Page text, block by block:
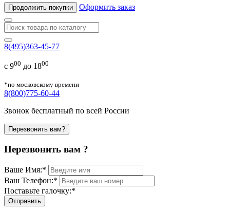
Продолжить покупки Оформить заказ
8(495)363-45-77
с 900 до 1800
*по московскому времени
8(800)775-60-44
Звонок бесплатный по всей России
Перезвонить вам?
Перезвонить вам ?
Ваше Имя:*
Ваш Телефон:*
Поставьте галочку:*
Отправить